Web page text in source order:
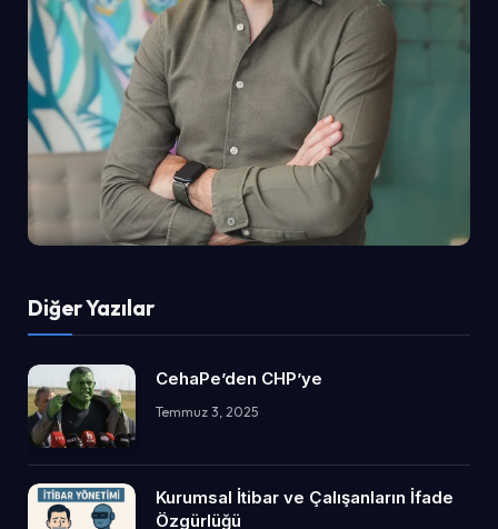
Diğer Yazılar
CehaPe’den CHP’ye
Temmuz 3, 2025
Kurumsal İtibar ve Çalışanların İfade
Özgürlüğü